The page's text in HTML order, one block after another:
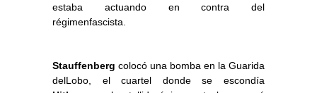
estaba actuando en contra del
régimenfascista.
Stauffenberg colocó una bomba en la Guarida
delLobo, el cuartel donde se escondía